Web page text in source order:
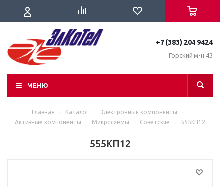
+7 (383) 204 9424
Горский м-н 43
МЕНЮ
Главная - Каталог - Электронные компоненты
-
Активные компоненты
- Микросхемы - Советские - 555КП12
555КП12